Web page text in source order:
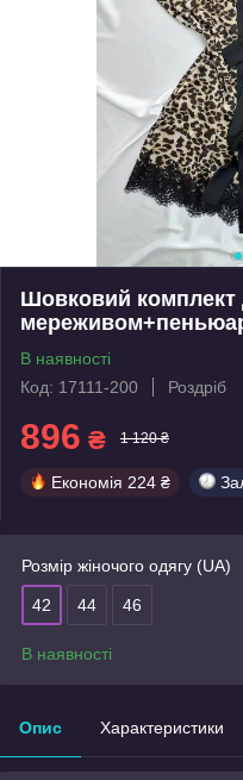
Шовковий комплект
В наявності
Код: 17111-200
Роздріб
896 ₴ 1 120 ₴
Економія 224 ₴
Розмір жіночого одягу (UA)
42 44 46
В наявності
Опис Характеристики